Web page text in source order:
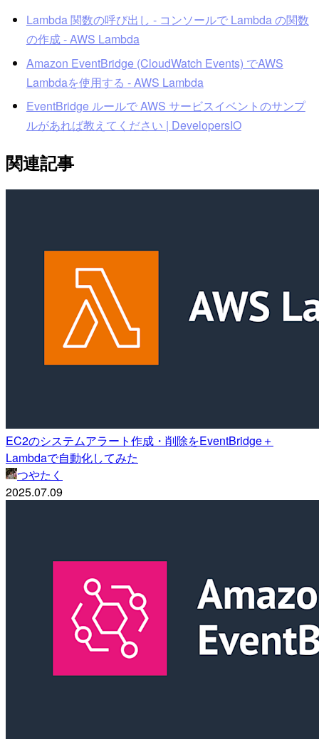
Lambda 関数の呼び出し - コンソールで Lambda の関数
の作成 - AWS Lambda
Amazon EventBridge (CloudWatch Events) でAWS
Lambdaを使用する - AWS Lambda
EventBridge ルールで AWS サービスイベントのサンプ
ルがあれば教えてください | DevelopersIO
関連記事
EC2のシステムアラート作成・削除をEventBridge＋
Lambdaで自動化してみた
つやたく
2025.07.09